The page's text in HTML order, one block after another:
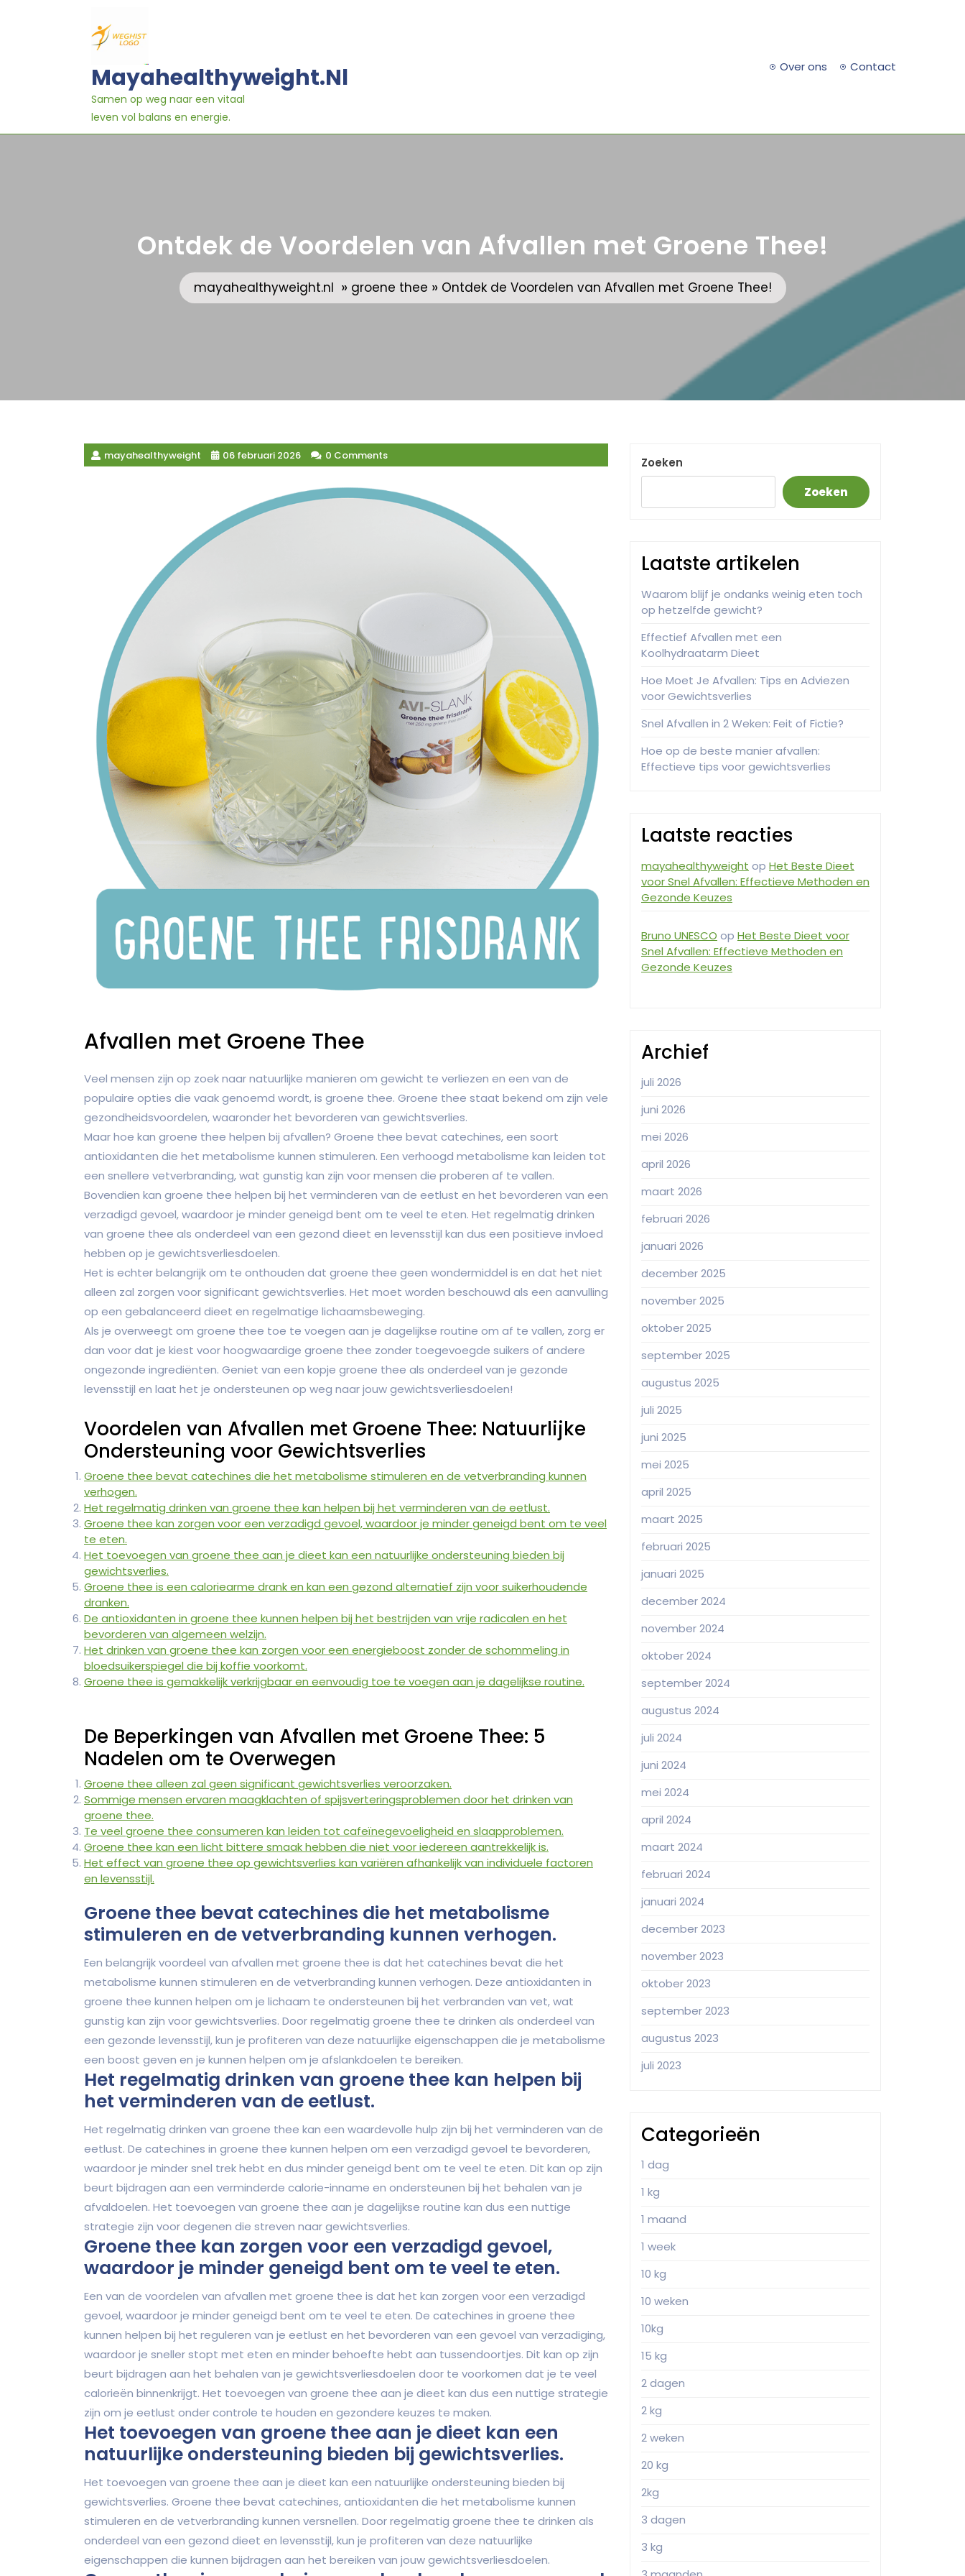
Mayahealthyweight.nl
Samen op weg naar een vitaal
leven vol balans en energie.
Over ons Contact
Ontdek de Voordelen van Afvallen met Groene Thee!
mayahealthyweight.nl » groene thee » Ontdek de Voordelen van Afvallen met Groene Thee!
mayahealthyweight 06 februari 2026 0 Comments
Afvallen met Groene Thee
Veel mensen zijn op zoek naar natuurlijke manieren om gewicht te verliezen en een van de
populaire opties die vaak genoemd wordt, is groene thee. Groene thee staat bekend om zijn vele
gezondheidsvoordelen, waaronder het bevorderen van gewichtsverlies.
Maar hoe kan groene thee helpen bij afvallen? Groene thee bevat catechines, een soort
antioxidanten die het metabolisme kunnen stimuleren. Een verhoogd metabolisme kan leiden tot
een snellere vetverbranding, wat gunstig kan zijn voor mensen die proberen af te vallen.
Bovendien kan groene thee helpen bij het verminderen van de eetlust en het bevorderen van een
verzadigd gevoel, waardoor je minder geneigd bent om te veel te eten. Het regelmatig drinken
van groene thee als onderdeel van een gezond dieet en levensstijl kan dus een positieve invloed
hebben op je gewichtsverliesdoelen.
Het is echter belangrijk om te onthouden dat groene thee geen wondermiddel is en dat het niet
alleen zal zorgen voor significant gewichtsverlies. Het moet worden beschouwd als een aanvulling
op een gebalanceerd dieet en regelmatige lichaamsbeweging.
Als je overweegt om groene thee toe te voegen aan je dagelijkse routine om af te vallen, zorg er
dan voor dat je kiest voor hoogwaardige groene thee zonder toegevoegde suikers of andere
ongezonde ingrediënten. Geniet van een kopje groene thee als onderdeel van je gezonde
levensstijl en laat het je ondersteunen op weg naar jouw gewichtsverliesdoelen!
Voordelen van Afvallen met Groene Thee: Natuurlijke
Ondersteuning voor Gewichtsverlies
Groene thee bevat catechines die het metabolisme stimuleren en de vetverbranding kunnen
verhogen.
Het regelmatig drinken van groene thee kan helpen bij het verminderen van de eetlust.
Groene thee kan zorgen voor een verzadigd gevoel, waardoor je minder geneigd bent om te veel
te eten.
Het toevoegen van groene thee aan je dieet kan een natuurlijke ondersteuning bieden bij
gewichtsverlies.
Groene thee is een caloriearme drank en kan een gezond alternatief zijn voor suikerhoudende
dranken.
De antioxidanten in groene thee kunnen helpen bij het bestrijden van vrije radicalen en het
bevorderen van algemeen welzijn.
Het drinken van groene thee kan zorgen voor een energieboost zonder de schommeling in
bloedsuikerspiegel die bij koffie voorkomt.
Groene thee is gemakkelijk verkrijgbaar en eenvoudig toe te voegen aan je dagelijkse routine.
De Beperkingen van Afvallen met Groene Thee: 5
Nadelen om te Overwegen
Groene thee alleen zal geen significant gewichtsverlies veroorzaken.
Sommige mensen ervaren maagklachten of spijsverteringsproblemen door het drinken van
groene thee.
Te veel groene thee consumeren kan leiden tot cafeïnegevoeligheid en slaapproblemen.
Groene thee kan een licht bittere smaak hebben die niet voor iedereen aantrekkelijk is.
Het effect van groene thee op gewichtsverlies kan variëren afhankelijk van individuele factoren
en levensstijl.
Groene thee bevat catechines die het metabolisme
stimuleren en de vetverbranding kunnen verhogen.
Een belangrijk voordeel van afvallen met groene thee is dat het catechines bevat die het
metabolisme kunnen stimuleren en de vetverbranding kunnen verhogen. Deze antioxidanten in
groene thee kunnen helpen om je lichaam te ondersteunen bij het verbranden van vet, wat
gunstig kan zijn voor gewichtsverlies. Door regelmatig groene thee te drinken als onderdeel van
een gezonde levensstijl, kun je profiteren van deze natuurlijke eigenschappen die je metabolisme
een boost geven en je kunnen helpen om je afslankdoelen te bereiken.
Het regelmatig drinken van groene thee kan helpen bij
het verminderen van de eetlust.
Het regelmatig drinken van groene thee kan een waardevolle hulp zijn bij het verminderen van de
eetlust. De catechines in groene thee kunnen helpen om een verzadigd gevoel te bevorderen,
waardoor je minder snel trek hebt en dus minder geneigd bent om te veel te eten. Dit kan op zijn
beurt bijdragen aan een verminderde calorie-inname en ondersteunen bij het behalen van je
afvaldoelen. Het toevoegen van groene thee aan je dagelijkse routine kan dus een nuttige
strategie zijn voor degenen die streven naar gewichtsverlies.
Groene thee kan zorgen voor een verzadigd gevoel,
waardoor je minder geneigd bent om te veel te eten.
Een van de voordelen van afvallen met groene thee is dat het kan zorgen voor een verzadigd
gevoel, waardoor je minder geneigd bent om te veel te eten. De catechines in groene thee
kunnen helpen bij het reguleren van je eetlust en het bevorderen van een gevoel van verzadiging,
waardoor je sneller stopt met eten en minder behoefte hebt aan tussendoortjes. Dit kan op zijn
beurt bijdragen aan het behalen van je gewichtsverliesdoelen door te voorkomen dat je te veel
calorieën binnenkrijgt. Het toevoegen van groene thee aan je dieet kan dus een nuttige strategie
zijn om je eetlust onder controle te houden en gezondere keuzes te maken.
Het toevoegen van groene thee aan je dieet kan een
natuurlijke ondersteuning bieden bij gewichtsverlies.
Het toevoegen van groene thee aan je dieet kan een natuurlijke ondersteuning bieden bij
gewichtsverlies. Groene thee bevat catechines, antioxidanten die het metabolisme kunnen
stimuleren en de vetverbranding kunnen versnellen. Door regelmatig groene thee te drinken als
onderdeel van een gezond dieet en levensstijl, kun je profiteren van deze natuurlijke
eigenschappen die kunnen bijdragen aan het bereiken van jouw gewichtsverliesdoelen.
Zoeken
Zoeken
Laatste artikelen
Waarom blijf je ondanks weinig eten toch
op hetzelfde gewicht?
Effectief Afvallen met een
Koolhydraatarm Dieet
Hoe Moet Je Afvallen: Tips en Adviezen
voor Gewichtsverlies
Snel Afvallen in 2 Weken: Feit of Fictie?
Hoe op de beste manier afvallen:
Effectieve tips voor gewichtsverlies
Laatste reacties
mayahealthyweight op Het Beste Dieet
voor Snel Afvallen: Effectieve Methoden en
Gezonde Keuzes
Bruno UNESCO op Het Beste Dieet voor
Snel Afvallen: Effectieve Methoden en
Gezonde Keuzes
Archief
juli 2026
juni 2026
mei 2026
april 2026
maart 2026
februari 2026
januari 2026
december 2025
november 2025
oktober 2025
september 2025
augustus 2025
juli 2025
juni 2025
mei 2025
april 2025
maart 2025
februari 2025
januari 2025
december 2024
november 2024
oktober 2024
september 2024
augustus 2024
juli 2024
juni 2024
mei 2024
april 2024
maart 2024
februari 2024
januari 2024
december 2023
november 2023
oktober 2023
september 2023
augustus 2023
juli 2023
Categorieën
1 dag
1 kg
1 maand
1 week
10 kg
10 weken
10kg
15 kg
2 dagen
2 kg
2 weken
20 kg
2kg
3 dagen
3 kg